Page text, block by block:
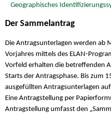
Geographisches
Der Sammelantrag
Die Antragsunterlagen werden ab
Vorjahres mittels des ELAN-
Vorfeld erhalten die betreffenden
Starts der Antragsphase. Bis zum
ausgefüllten Antragsunterlagen
Eine Antragstellung per
Antragstellung umfasst den